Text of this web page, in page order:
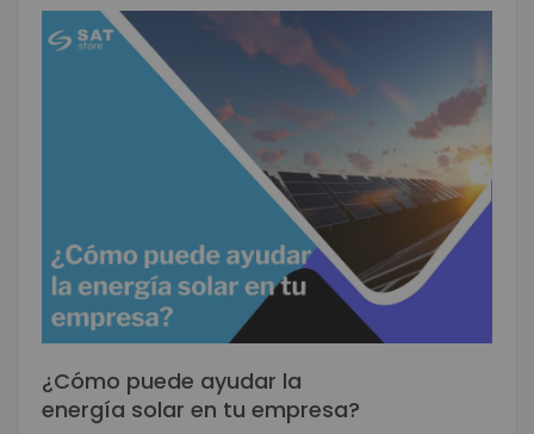
¿Cómo puede ayudar la
energía solar en tu empresa?